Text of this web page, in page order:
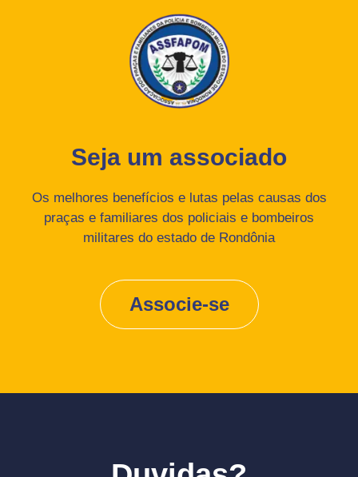
Seja um associado
Os melhores benefícios e lutas pelas causas dos
praças e familiares dos policiais e bombeiros
militares do estado de Rondônia
Associe-se